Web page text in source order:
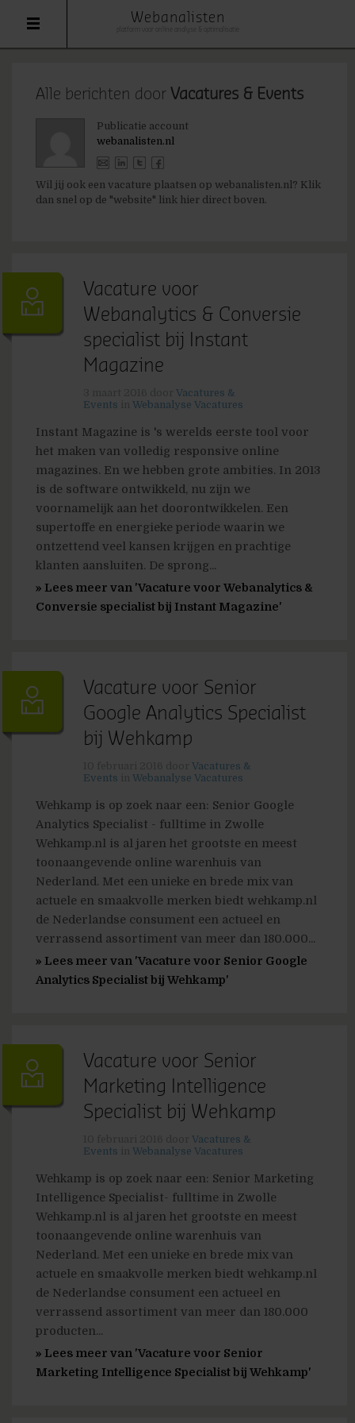
Webanalisten
Alle berichten door Vacatures & Events
Publicatie account
webanalisten.nl
Wil jij ook een vacature plaatsen op webanalisten.nl? Klik
dan snel op de "website" link hier direct boven.
Vacature voor
Webanalytics & Conversie
specialist bij Instant
Magazine
Vacatures &
Events
Webanalyse Vacatures
Instant Magazine is 's werelds eerste tool voor
het maken van volledig responsive online
magazines. En we hebben grote ambities. In 2013
is de software ontwikkeld, nu zijn we
voornamelijk aan het doorontwikkelen. Een
supertoffe en energieke periode waarin we
ontzettend veel kansen krijgen en prachtige
klanten aansluiten. De sprong...
» Lees meer van 'Vacature voor Webanalytics &
Conversie specialist bij Instant Magazine'
Vacature voor Senior
Google Analytics Specialist
bij Wehkamp
Vacatures &
Events
Webanalyse Vacatures
Wehkamp is op zoek naar een: Senior Google
Analytics Specialist - fulltime in Zwolle
Wehkamp.nl is al jaren het grootste en meest
toonaangevende online warenhuis van
Nederland. Met een unieke en brede mix van
actuele en smaakvolle merken biedt wehkamp.nl
de Nederlandse consument een actueel en
verrassend assortiment van meer dan 180.000...
» Lees meer van 'Vacature voor Senior Google
Analytics Specialist bij Wehkamp'
Vacature voor Senior
Marketing Intelligence
Specialist bij Wehkamp
Vacatures &
Events
Webanalyse Vacatures
Wehkamp is op zoek naar een: Senior Marketing
Intelligence Specialist- fulltime in Zwolle
Wehkamp.nl is al jaren het grootste en meest
toonaangevende online warenhuis van
Nederland. Met een unieke en brede mix van
actuele en smaakvolle merken biedt wehkamp.nl
de Nederlandse consument een actueel en
verrassend assortiment van meer dan 180.000
producten...
» Lees meer van 'Vacature voor Senior
Marketing Intelligence Specialist bij Wehkamp'